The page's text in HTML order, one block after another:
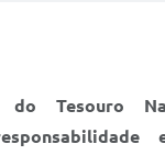
do Tesouro